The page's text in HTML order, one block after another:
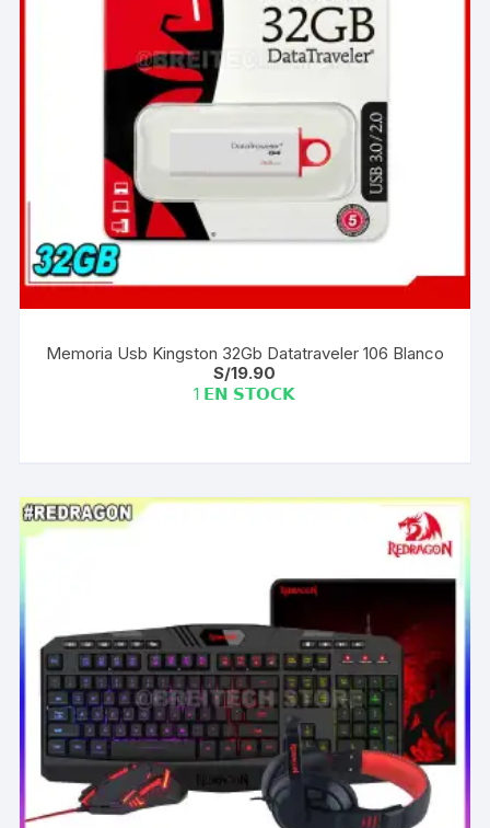
Memoria Usb Kingston 32Gb Datatraveler 106 Blanco
S/19.90
1 𝗘𝗡 𝗦𝗧𝗢𝗖𝗞